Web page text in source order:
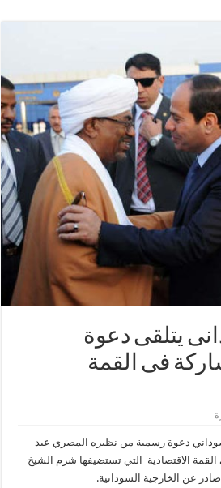
يتلقى دعوة
فى القمة
دعوة رسمية من نظيره المصري عبد
الاقتصادية التي تستضيفها شرم الشيخ
عن الخارجية السودانية.